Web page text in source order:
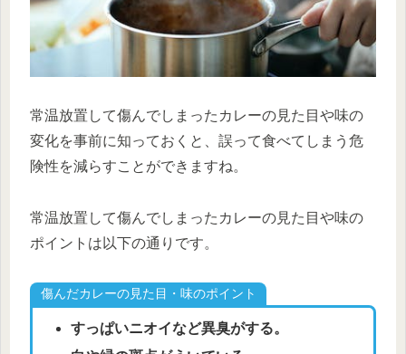
常温放置して傷んでしまったカレーの見た目や味の
変化を事前に知っておくと、誤って食べてしまう危
険性を減らすことができますね。
常温放置して傷んでしまったカレーの見た目や味の
ポイントは以下の通りです。
傷んだカレーの見た目・味のポイント
すっぱいニオイなど異臭がする。